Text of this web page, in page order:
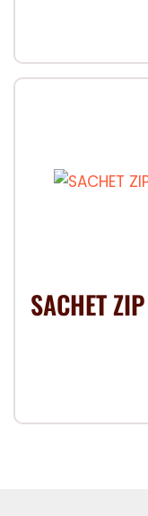
SACHET